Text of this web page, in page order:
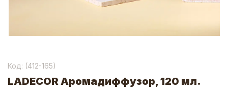
Код: (412-165)
LADECOR Аромадиффузор, 120 мл.